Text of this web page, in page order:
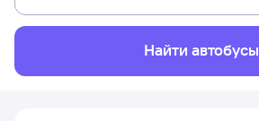
Найти автобусы